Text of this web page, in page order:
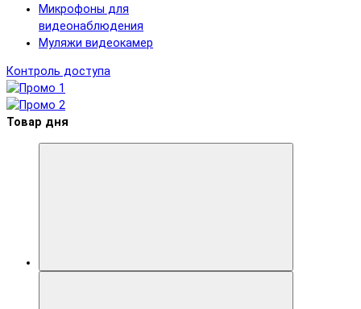
Микрофоны для
видеонаблюдения
Муляжи видеокамер
Контроль доступа
Товар дня